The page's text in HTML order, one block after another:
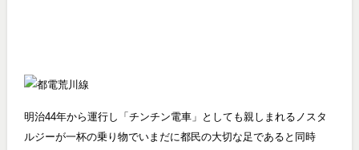
明治44年から運行し「チンチン電車」としても親しまれるノスタ
ルジーが一杯の乗り物でいまだに都民の大切な足であると同時